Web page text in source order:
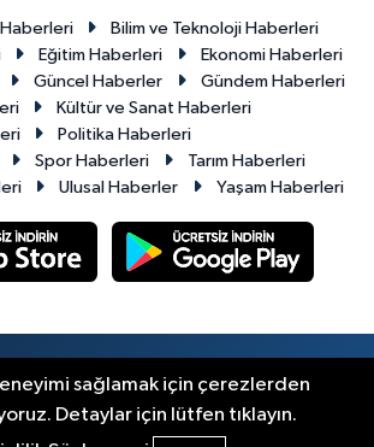
Haberleri
Bilim ve Teknoloji Haberleri
Eğitim Haberleri
Ekonomi Haberleri
Güncel Haberler
Gündem Haberleri
Kültür ve Sanat Haberleri
Politika Haberleri
Spor Haberleri
Tarım Haberleri
Ulusal Haberler Yaşam Haberleri
sağlamak için çerezlerden
Detaylar için lütfen tıklayın.